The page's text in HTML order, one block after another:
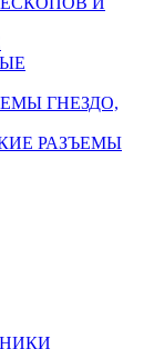
ГНЕЗДО,
РАЗЪЕМЫ